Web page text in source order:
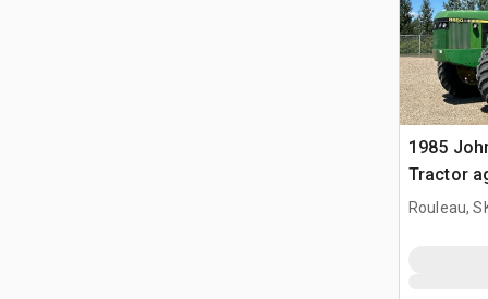
1985
Tractor
Rouleau,